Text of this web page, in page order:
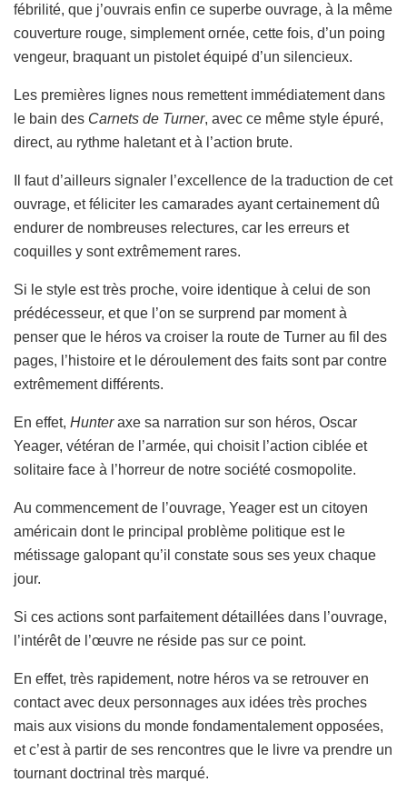
fébrilité, que j’ouvrais enfin ce superbe ouvrage, à la même
couverture rouge, simplement ornée, cette fois, d’un poing
vengeur, braquant un pistolet équipé d’un silencieux.
Les premières lignes nous remettent immédiatement dans
le bain des Carnets de Turner, avec ce même style épuré,
direct, au rythme haletant et à l’action brute.
Il faut d’ailleurs signaler l’excellence de la traduction de cet
ouvrage, et féliciter les camarades ayant certainement dû
endurer de nombreuses relectures, car les erreurs et
coquilles y sont extrêmement rares.
Si le style est très proche, voire identique à celui de son
prédécesseur, et que l’on se surprend par moment à
penser que le héros va croiser la route de Turner au fil des
pages, l’histoire et le déroulement des faits sont par contre
extrêmement différents.
En effet, Hunteraxe sa narration sur son héros, Oscar
Yeager, vétéran de l’armée, qui choisit l’action ciblée et
solitaire face à l’horreur de notre société cosmopolite.
Au commencement de l’ouvrage, Yeager est un citoyen
américain dont le principal problème politique est le
métissage galopant qu’il constate sous ses yeux chaque
jour.
Si ces actions sont parfaitement détaillées dans l’ouvrage,
l’intérêt de l’œuvre ne réside pas sur ce point.
En effet, très rapidement, notre héros va se retrouver en
contact avec deux personnages aux idées très proches
mais aux visions du monde fondamentalement opposées,
et c’est à partir de ses rencontres que le livre va prendre un
tournant doctrinal très marqué.